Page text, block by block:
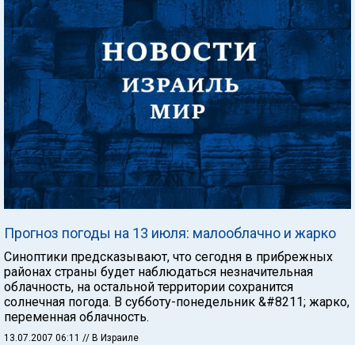
Прогноз погоды на 13 июля: малооблачно и жарко
Синоптики предсказывают, что сегодня в прибрежных
районах страны будет наблюдаться незначительная
облачность, на остальной территории сохранится
солнечная погода. В субботу-понедельник &#8211; жарко,
переменная облачность.
13.07.2007 06:11 // В Израиле